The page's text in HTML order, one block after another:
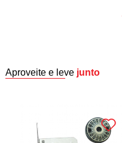
Aproveite e leve junto